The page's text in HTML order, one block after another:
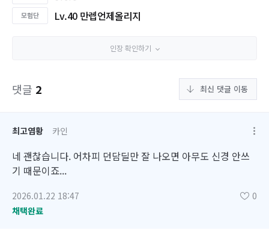
Lv.40 만렙언제올리지
인장 확인하기
댓글 2 최신 댓글 이동
최고염황 카인
네 괜찮습니다. 어차피 던담딜만 잘 나오면 아무도 신경 안쓰
기 때문이죠...
2026.01.22 18:47
0
채택완료